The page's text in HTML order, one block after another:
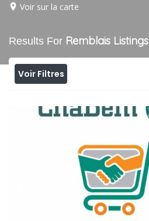
Voir sur la carte
Results For Remblais Listings
Voir Filtres